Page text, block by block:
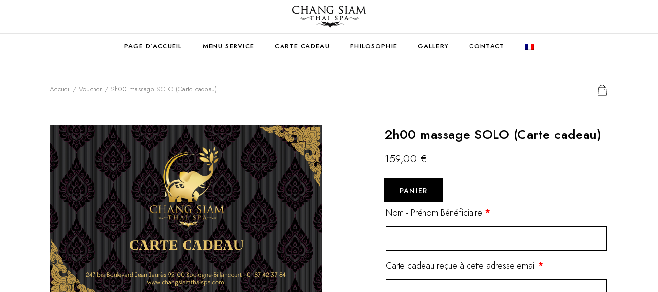
PAGE D’ACCUEIL MENU SERVICE CARTE CADEAU PHILOSOPHIE GALLERY CONTACT
Accueil / Voucher / 2h00 massage SOLO (Carte cadeau)
2h00 massage SOLO (Carte cadeau)
159,00 €
PANIER
Nom - Prénom Bénéficiaire *
Carte cadeau reçue à cette adresse email *